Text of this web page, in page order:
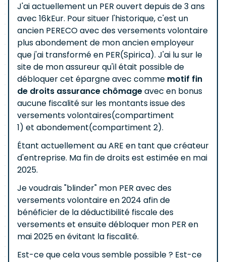
J'ai actuellement un PER ouvert depuis de 3 ans
avec 16kEur. Pour situer l'historique, c'est un
ancien PERECO avec des versements volontaire
plus abondement de mon ancien employeur
que j'ai transformé en PER(Spirica). J'ai lu sur le
site de mon assureur qu'il était possible de
débloquer cet épargne avec comme motif fin
de droits assurance chômageavec en bonus
aucune fiscalité sur les montants issue des
versements volontaires(compartiment
1) et abondement(compartiment 2).
Étant actuellement au ARE en tant que créateur
d'entreprise. Ma fin de droits est estimée en mai
2025.
Je voudrais "blinder" mon PER avec des
versements volontaire en 2024 afin de
bénéficier de la déductibilité fiscale des
versements et ensuite débloquer mon PER en
mai 2025 en évitant la fiscalité.
Est-ce que cela vous semble possible ? Est-ce